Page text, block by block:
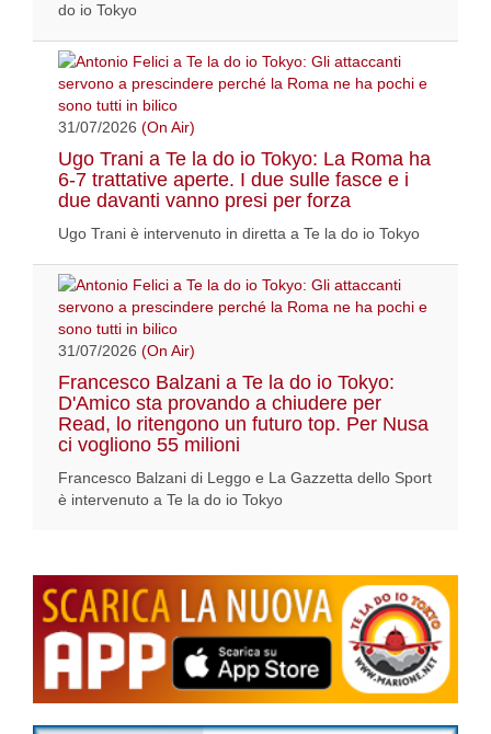
do io Tokyo
31/07/2026 (On Air)
Ugo Trani a Te la do io Tokyo: La Roma ha
6-7 trattative aperte. I due sulle fasce e i
due davanti vanno presi per forza
Ugo Trani è intervenuto in diretta a Te la do io Tokyo
31/07/2026 (On Air)
Francesco Balzani a Te la do io Tokyo:
D'Amico sta provando a chiudere per
Read, lo ritengono un futuro top. Per Nusa
ci vogliono 55 milioni
Francesco Balzani di Leggo e La Gazzetta dello Sport
è intervenuto a Te la do io Tokyo